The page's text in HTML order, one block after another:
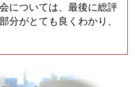
については、最後に総評
分がとても良くわかり、